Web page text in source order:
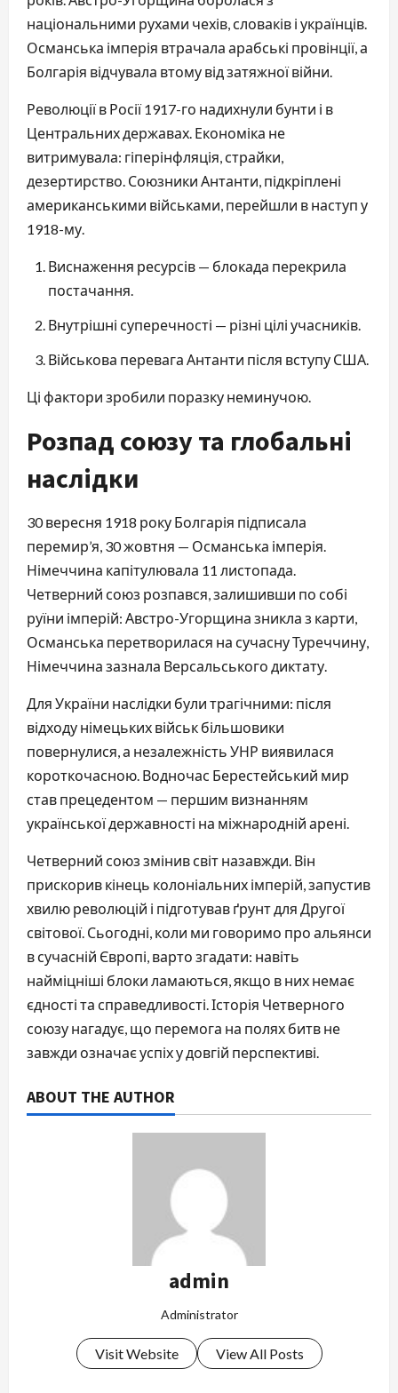
національними рухами чехів, словаків і українців.
Османська імперія втрачала арабські провінції, а
Болгарія відчувала втому від затяжної війни.
Революції в Росії 1917-го надихнули бунти і в
Центральних державах. Економіка не
витримувала: гіперінфляція, страйки,
дезертирство. Союзники Антанти, підкріплені
американськими військами, перейшли в наступ у
1918-му.
Виснаження ресурсів — блокада перекрила
постачання.
Внутрішні суперечності — різні цілі учасників.
Військова перевага Антанти після вступу США.
Ці фактори зробили поразку неминучою.
Розпад союзу та глобальні
наслідки
30 вересня 1918 року Болгарія підписала
перемир’я, 30 жовтня — Османська імперія.
Німеччина капітулювала 11 листопада.
Четверний союз розпався, залишивши по собі
руїни імперій: Австро-Угорщина зникла з карти,
Османська перетворилася на сучасну Туреччину,
Німеччина зазнала Версальського диктату.
Для України наслідки були трагічними: після
відходу німецьких військ більшовики
повернулися, а незалежність УНР виявилася
короткочасною. Водночас Берестейський мир
став прецедентом — першим визнанням
української державності на міжнародній арені.
Четверний союз змінив світ назавжди. Він
прискорив кінець колоніальних імперій, запустив
хвилю революцій і підготував ґрунт для Другої
світової. Сьогодні, коли ми говоримо про альянси
в сучасній Європі, варто згадати: навіть
найміцніші блоки ламаються, якщо в них немає
єдності та справедливості. Історія Четверного
союзу нагадує, що перемога на полях битв не
завжди означає успіх у довгій перспективі.
ABOUT THE AUTHOR
admin
Administrator
Visit Website View All Posts